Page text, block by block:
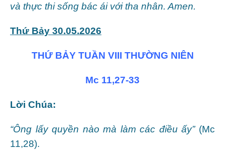
và thực thi sống bác ái với tha nhân. Amen.
Thứ Bảy 30.05.2026
THỨ BẢY TUẦN VIII THƯỜNG NIÊN
Mc 11,27-33
Lời Chúa:
“Ông lấy quyền nào mà làm các điều ấy”(Mc
11,28).